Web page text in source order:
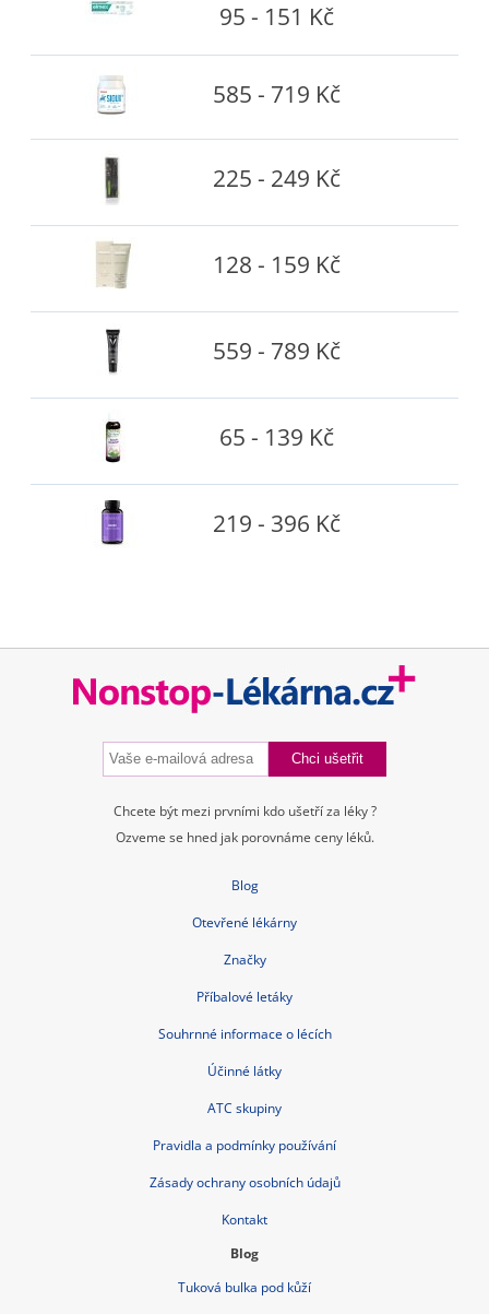
95 - 151 Kč
585 - 719 Kč
225 - 249 Kč
128 - 159 Kč
559 - 789 Kč
65 - 139 Kč
219 - 396 Kč
Chcete být mezi prvními kdo ušetří za léky ?
Ozveme se hned jak porovnáme ceny léků.
Blog
Otevřené lékárny
Značky
Příbalové letáky
Souhrnné informace o lécích
Účinné látky
ATC skupiny
Pravidla a podmínky používání
Zásady ochrany osobních údajů
Kontakt
Blog
Tuková bulka pod kůží